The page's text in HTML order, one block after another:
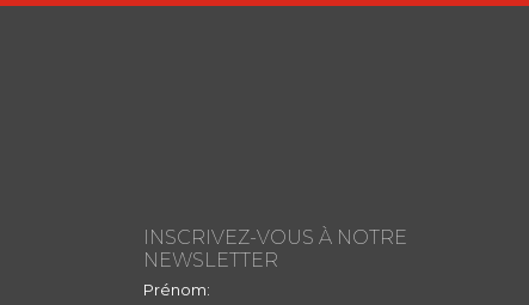
INSCRIVEZ-VOUS À NOTRE
NEWSLETTER
Prénom: